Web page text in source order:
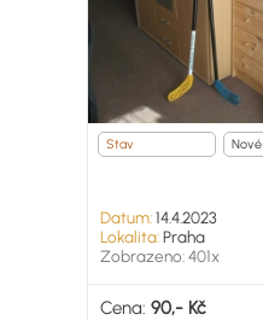
Stav Nové
Datum:14.4.2023
Lokalita:Praha
Zobrazeno: 401x
Cena: 90,- Kč